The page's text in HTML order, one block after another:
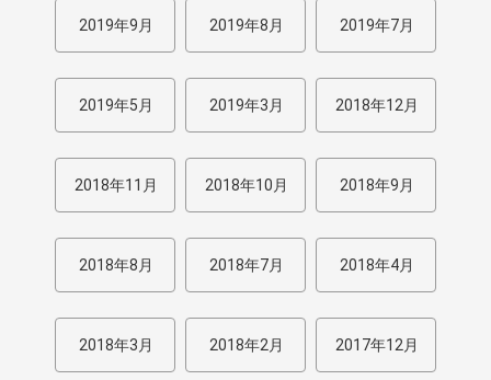
2019年9月 2019年8月 2019年7月
2019年5月 2019年3月 2018年12月
2018年11月 2018年10月 2018年9月
2018年8月 2018年7月 2018年4月
2018年3月 2018年2月 2017年12月